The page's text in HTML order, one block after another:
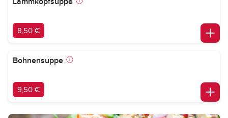
8,50 €
Bohnensuppe
9,50 €